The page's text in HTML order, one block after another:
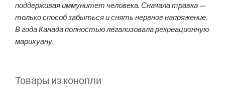
поддерживая иммунитет человека. Сначала травка —
только способ забыться и снять нервное напряжение.
В года Канада полностью легализовала рекреационную
марихуану.
Товары из конопли